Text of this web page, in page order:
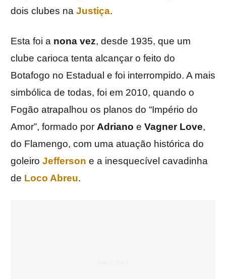
dois clubes na Justiça.
Esta foi a nona vez, desde 1935, que um
clube carioca tenta alcançar o feito do
Botafogo no Estadual e foi interrompido. A mais
simbólica de todas, foi em 2010, quando o
Fogão atrapalhou os planos do “Império do
Amor”, formado por Adriano e Vagner Love,
do Flamengo, com uma atuação histórica do
goleiro Jefferson e a inesquecível cavadinha
de Loco Abreu.